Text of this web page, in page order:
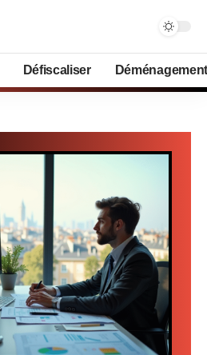
Défiscaliser Déménagement